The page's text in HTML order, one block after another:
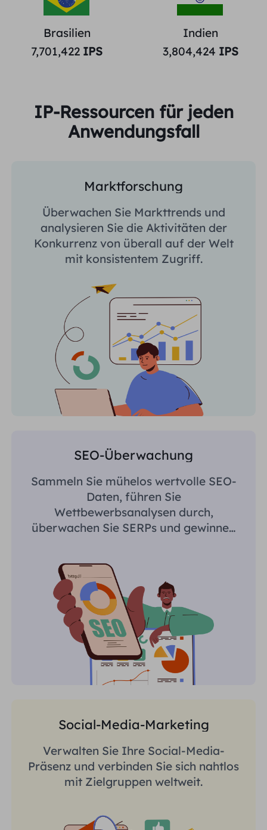
Brasilien
7,701,422 IPS
Indien
3,804,424 IPS
IP-Ressourcen für jeden
Anwendungsfall
Marktforschung
Überwachen Sie Markttrends und
analysieren Sie die Aktivitäten der
Konkurrenz von überall auf der Welt
mit konsistentem Zugriff.
SEO-Überwachung
Sammeln Sie mühelos wertvolle SEO-
Daten, führen Sie
Wettbewerbsanalysen durch,
überwachen Sie SERPs und gewinnen
Social-Media-Marketing
Verwalten Sie Ihre Social-Media-
Präsenz und verbinden Sie sich nahtlos
mit Zielgruppen weltweit.